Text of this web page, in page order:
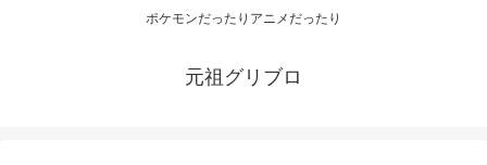
ポケモンだったりアニメだったり
元祖グリブロ